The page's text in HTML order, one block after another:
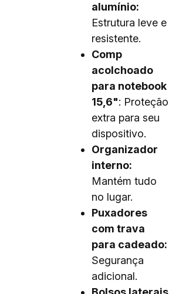
alumínio:
Estrutura leve e
resistente.
Comp
acolchoado
para notebook
15,6": Proteção
extra para seu
dispositivo.
Organizador
interno:
Mantém tudo
no lugar.
Puxadores
com trava
para cadeado:
Segurança
adicional.